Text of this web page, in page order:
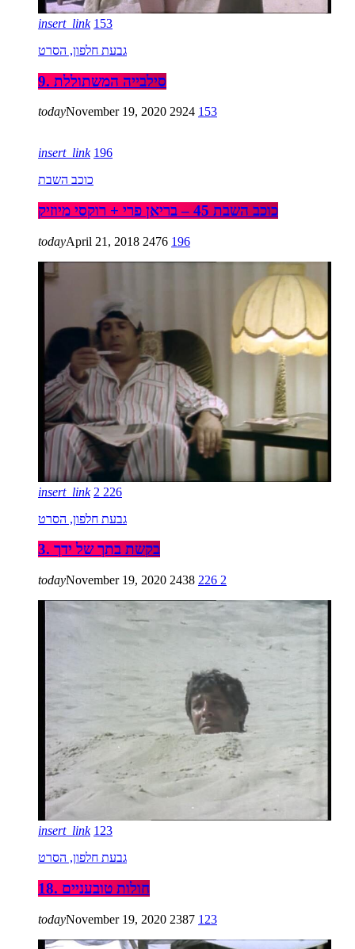
insert_link 153
גבעת חלפון, הסרט
9. סילבייה המשתוללת
todayNovember 19, 2020 2924 153
insert_link 196
כוכב השבת
כוכב השבת 45 – בריאן פרי + רוקסי מיוזיק
todayApril 21, 2018 2476 196
insert_link 2 226
גבעת חלפון, הסרט
3. בקשת בתך של ידך
todayNovember 19, 2020 2438 226 2
insert_link 123
גבעת חלפון, הסרט
18. חולות טובעניים
todayNovember 19, 2020 2387 123